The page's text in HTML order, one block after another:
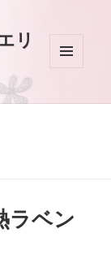
リ
ィジェ
ラベン